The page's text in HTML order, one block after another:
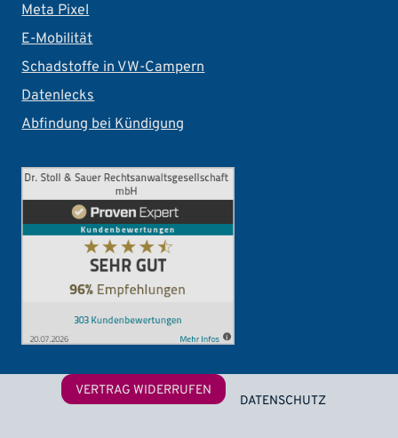
Meta Pixel
E-Mobilität
Schadstoffe in VW-Campern
Datenlecks
Abfindung bei Kündigung
Footer VERTRAG WIDERRUFEN
DATENSCHUTZ